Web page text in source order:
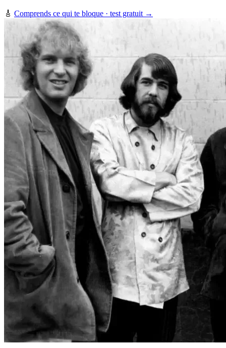
🎸 Comprends ce qui te bloque · test gratuit →